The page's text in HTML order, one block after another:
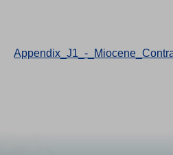
Appendix_J1_-